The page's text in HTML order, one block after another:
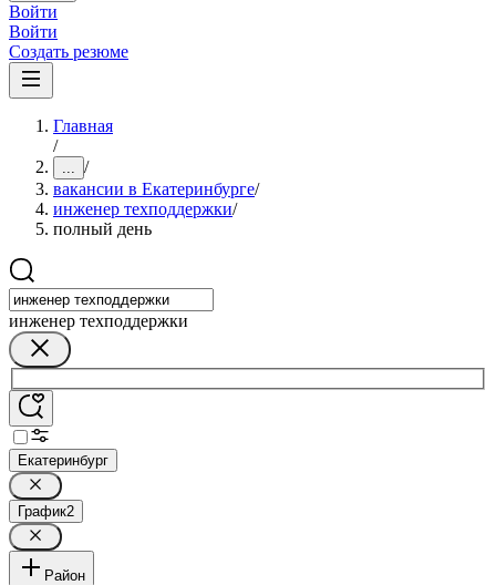
Войти
Войти
Создать резюме
Главная
/
... /
вакансии в Екатеринбурге/
инженер техподдержки/
полный день
инженер техподдержки
Екатеринбург
График2
Район